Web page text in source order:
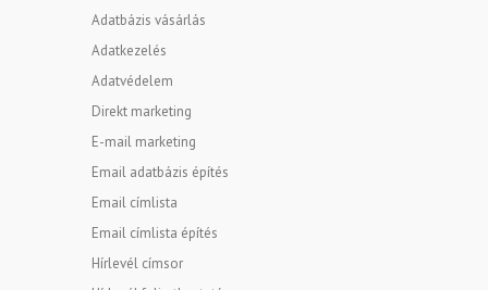
Adatbázis vásárlás
Adatkezelés
Adatvédelem
Direkt marketing
E-mail marketing
Email adatbázis építés
Email címlista
Email címlista építés
Hírlevél címsor